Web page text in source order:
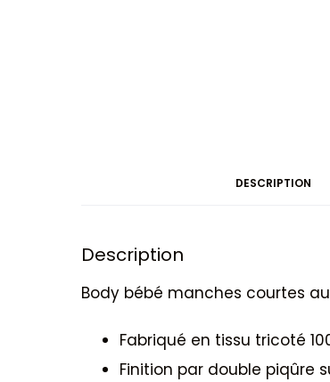
DESCRIPTION
Description
Body bébé manches courtes
Fabriqué en tissu tricoté
Finition par double piqûre